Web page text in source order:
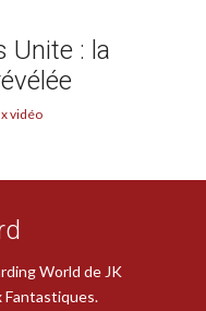
Unite : la
vidéo
World de JK
Fantastiques.